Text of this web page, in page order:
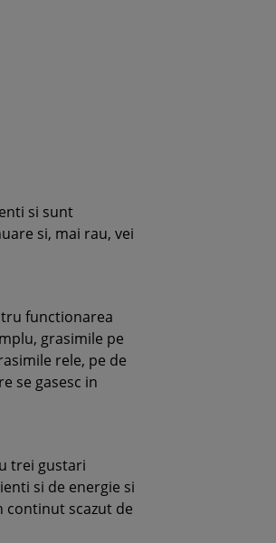
si sunt
si, mai rau, vei
functionarea
grasimile pe
rele, pe de
se gasesc in
trei gustari
si de energie si
continut scazut de